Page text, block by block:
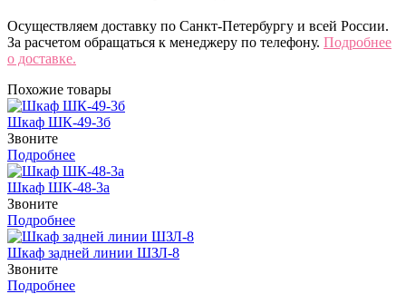
Осуществляем доставку по Санкт-Петербургу и всей России.
За расчетом обращаться к менеджеру по телефону. Подробнее
о доставке.
Похожие товары
Шкаф ШК-49-3б
Звоните
Подробнее
Шкаф ШК-48-3а
Звоните
Подробнее
Шкаф задней линии ШЗЛ-8
Звоните
Подробнее